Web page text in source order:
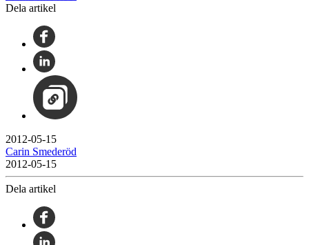
Dela artikel
2012-05-15
Carin Smederöd
2012-05-15
Dela artikel